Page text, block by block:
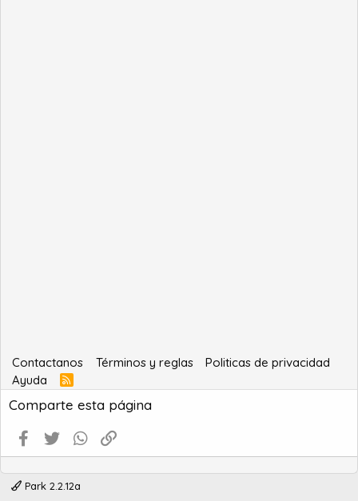
Contactanos Términos y reglas
Politicas de privacidad
Ayuda
R
S
S
Comparte esta página
Facebook
Twitter WhatsApp
Park 2.2.12a